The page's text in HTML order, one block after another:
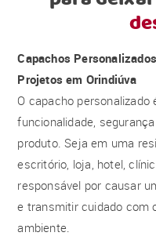
Capachos
Projetos em Orindiúva
O capacho
funcionalidade,
produto. Seja em uma
escritório, loja, hotel,
responsável por causar
e transmitir cuidado com
ambiente.